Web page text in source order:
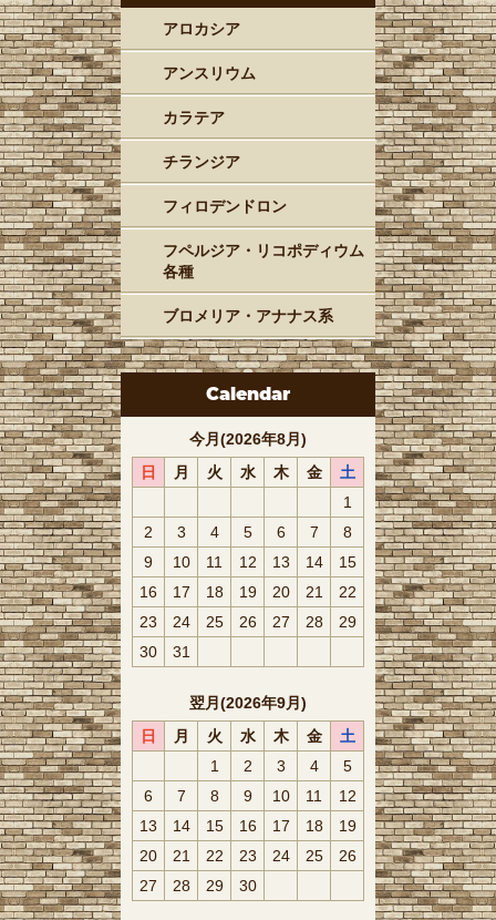
アロカシア
アンスリウム
カラテア
チランジア
フィロデンドロン
フペルジア・リコポディウム
各種
ブロメリア・アナナス系
Calendar
今月(2026年8月)
日
月 火 水 木 金
土
1
2
3 4 5 6 7
8
9
10 11 12 13 14
15
16
17 18 19 20 21
22
23
24 25 26 27 28
29
30
31
翌月(2026年9月)
日
月 火 水 木 金
土
1
2 3 4
5
6
7 8 9 10 11
12
13
14 15 16 17 18
19
20
21 22 23 24 25
26
27
28 29 30